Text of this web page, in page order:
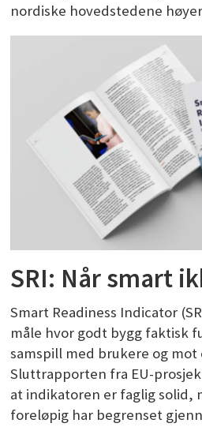
nordiske hovedstedene
SRI: Når smart
Smart Readiness Indicator
måle hvor godt bygg faktisk
samspill med brukere og
Sluttrapporten fra EU-
at indikatoren er faglig solid,
foreløpig har begrenset